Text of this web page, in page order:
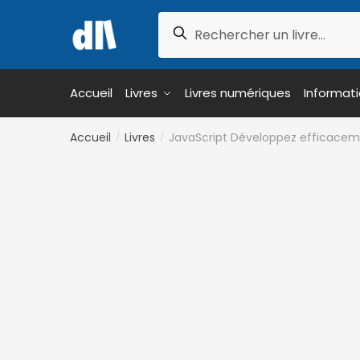
Recherche
pour :
Recherche
Accueil Livres Livres numériques
Accueil / Livres / JavaScript Développez